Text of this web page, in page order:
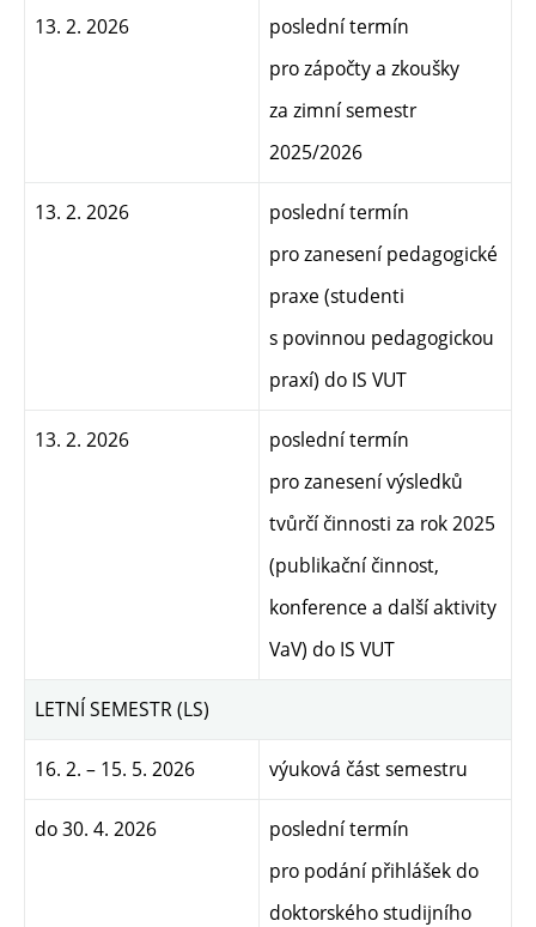
13. 2. 2026
poslední termín
pro zápočty a zkoušky
za zimní semestr
2025/2026
13. 2. 2026
poslední termín
pro zanesení pedagogické
praxe (studenti
s povinnou pedagogickou
praxí) do IS VUT
13. 2. 2026
poslední termín
pro zanesení výsledků
tvůrčí činnosti za rok 2025
(publikační činnost,
konference a další aktivity
VaV) do IS VUT
LETNÍ SEMESTR (LS)
16. 2. – 15. 5. 2026 výuková část semestru
do 30. 4. 2026
poslední termín
pro podání přihlášek do
doktorského studijního